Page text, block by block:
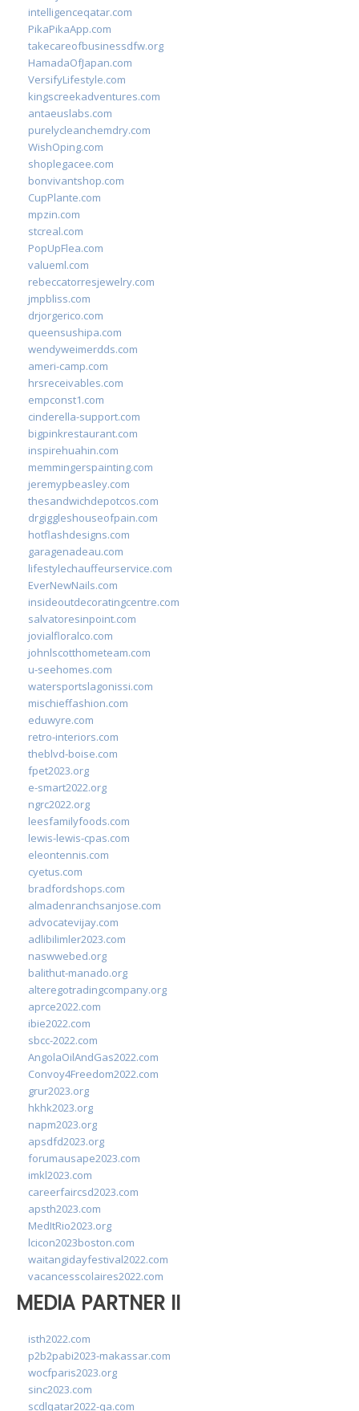
intelligenceqatar.com
PikaPikaApp.com
takecareofbusinessdfw.org
HamadaOfJapan.com
VersifyLifestyle.com
kingscreekadventures.com
antaeuslabs.com
purelycleanchemdry.com
WishOping.com
shoplegacee.com
bonvivantshop.com
CupPlante.com
mpzin.com
stcreal.com
PopUpFlea.com
valueml.com
rebeccatorresjewelry.com
jmpbliss.com
drjorgerico.com
queensushipa.com
wendyweimerdds.com
ameri-camp.com
hrsreceivables.com
empconst1.com
cinderella-support.com
bigpinkrestaurant.com
inspirehuahin.com
memmingerspainting.com
jeremypbeasley.com
thesandwichdepotcos.com
drgiggleshouseofpain.com
hotflashdesigns.com
garagenadeau.com
lifestylechauffeurservice.com
EverNewNails.com
insideoutdecoratingcentre.com
salvatoresinpoint.com
jovialfloralco.com
johnlscotthometeam.com
u-seehomes.com
watersportslagonissi.com
mischieffashion.com
eduwyre.com
retro-interiors.com
theblvd-boise.com
fpet2023.org
e-smart2022.org
ngrc2022.org
leesfamilyfoods.com
lewis-lewis-cpas.com
eleontennis.com
cyetus.com
bradfordshops.com
almadenranchsanjose.com
advocatevijay.com
adlibilimler2023.com
naswwebed.org
balithut-manado.org
alteregotradingcompany.org
aprce2022.com
ibie2022.com
sbcc-2022.com
AngolaOilAndGas2022.com
Convoy4Freedom2022.com
grur2023.org
hkhk2023.org
napm2023.org
apsdfd2023.org
forumausape2023.com
imkl2023.com
careerfaircsd2023.com
apsth2023.com
MedItRio2023.org
lcicon2023boston.com
waitangidayfestival2022.com
vacancesscolaires2022.com
MEDIA PARTNER II
isth2022.com
p2b2pabi2023-makassar.com
wocfparis2023.org
sinc2023.com
scdlqatar2022-qa.com